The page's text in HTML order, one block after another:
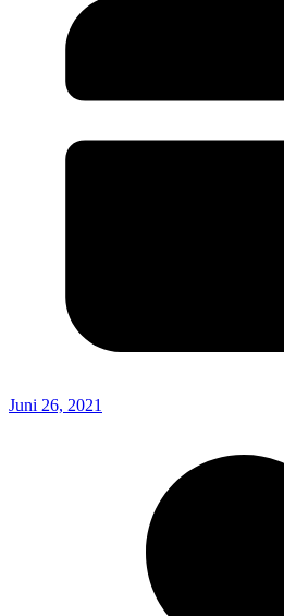
Juni 26, 2021